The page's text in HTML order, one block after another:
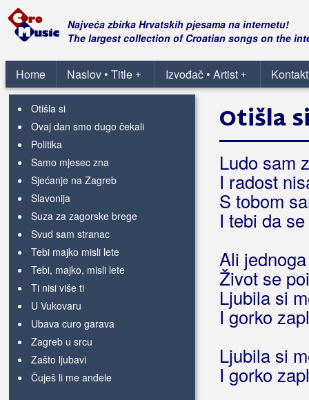
Najveća zbirka Hrvatskih pjesama na internetu!
The largest collection of Croatian songs on the
Home +
Naslov • Title +
Izvođač • Artist
Marjane, Marjane
Marjane, Marjane
Oj livado, rosna travo
Ostala su samo sjećanja
Otišla si
Ovaj dan smo dugo čekali
Politika
Samo mjesec zna
Sjećanje na Zagreb
Slavonija
Suza za zagorske brege
Svud sam stranac
Tebi majko misli lete
Tebi, majko, misli lete
Ti nisi više ti
U Vukovaru
Ubava curo garava
Zagreb u srcu
Zašto ljubavi
Čuješ li me anđele
Otišla
Ludo sam
I radost
S tobom
I tebi da
Ali
Život se
Ljubila si
I gorko
Ljubila si
I gorko